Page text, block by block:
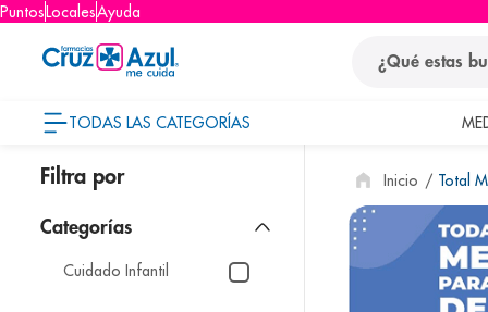
PuntosLocalesAyuda
TODAS LAS CATEGORÍAS
Cuidado Infantil
Total
1. protector
pañales
3 eucerin
cerave